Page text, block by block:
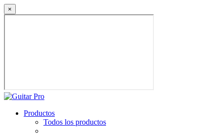
×
Productos
Todos los productos